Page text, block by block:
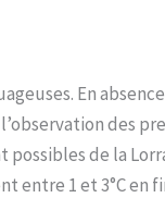
En
des
de la
entre 1 et 3°C